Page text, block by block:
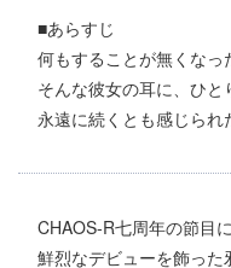
■あらすじ
何もすることが無くな
そんな彼女の耳に、ひと
永遠に続くとも感じら
CHAOS-R七周年の節⽬
鮮烈なデビューを飾っ